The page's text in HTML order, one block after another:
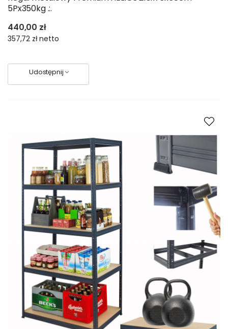
5Px350kg .:.
440,00 zł
357,72 złnetto
Udostępnij